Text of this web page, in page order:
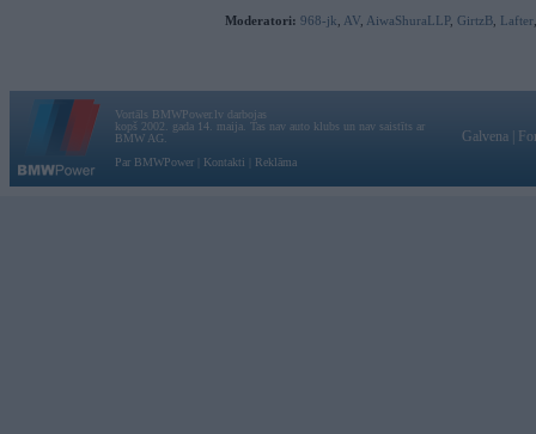
Moderatori: 968-jk AV AiwaShuraLLP, GirtzB Lafter
Vortāls BMWPower.lv darbojas
kopš 2002. gada 14. maija. Tas nav auto klubs un nav saistīts ar
BMW AG.
Par BMWPower
Kontakti Reklāma
Galvena